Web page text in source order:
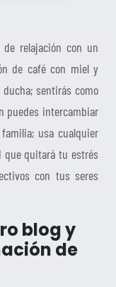
relajación con un
de café con miel y
sentirás como
puedes intercambiar
usa cualquier
que quitará tu estrés
con tus seres
blog y
de